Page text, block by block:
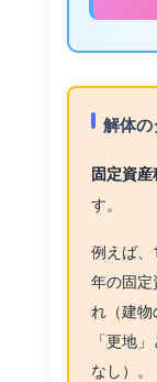
解体
固定資
す。
例えば
年の固定
れ（建
「更地
なし）。